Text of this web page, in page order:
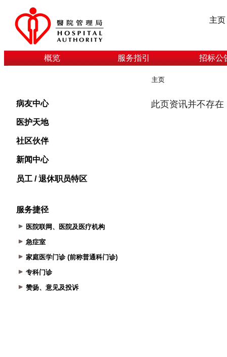
主页
概览 服务指引 招标公
病友中心
医护天地
社区伙伴
新闻中心
员工 / 退休职员特区
服务捷径
医院联网、医院及医疗机构
急症室
家庭医学门诊 (前称普通科门诊)
专科门诊
赞扬、意见及投诉
主页